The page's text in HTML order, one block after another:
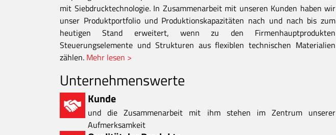
mit Siebdrucktechnologie. In Zusammenarbeit mit unseren Kunden haben wir
unser Produktportfolio und Produktionskapazitäten nach und nach bis zum
heutigen Stand erweitert, wenn zu den Firmenhauptprodukten
Steuerungselemente und Strukturen aus flexiblen technischen Materialien
zählen. Mehr lesen >
Unternehmenswerte
Kunde
und die Zusammenarbeit mit ihm stehen im Zentrum unserer
Aufmerksamkeit